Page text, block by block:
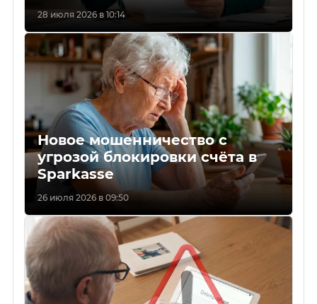
28 июля 2026 в 10:14
Новое мошенничество с
угрозой блокировки счёта в
Sparkasse
26 июля 2026 в 09:50